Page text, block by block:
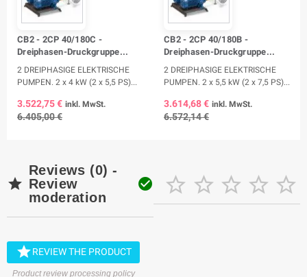
CB2 - 2CP 40/180C -
Dreiphasen-Druckgruppe...
2 DREIPHASIGE ELEKTRISCHE
PUMPEN. 2 x 4 kW (2 x 5,5 PS)...
3.522,75 € inkl. MwSt.
6.405,00 €
CB2 - 2CP 40/180B -
Dreiphasen-Druckgruppe...
2 DREIPHASIGE ELEKTRISCHE
PUMPEN. 2 x 5,5 kW (2 x 7,5 PS)...
3.614,68 € inkl. MwSt.
6.572,14 €

Reviews (0) -
Review
moderation
     
REVIEW THE PRODUCT
Product review processing policy